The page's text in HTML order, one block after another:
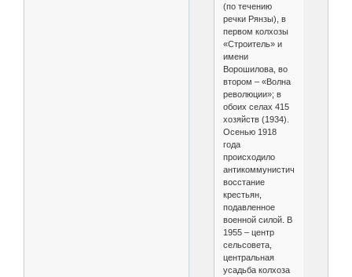
(по течению
речки Рянзы), в
первом колхозы
«Строитель» и
имени
Ворошилова, во
втором – «Волна
революции»; в
обоих селах 415
хозяйств (1934).
Осенью 1918
года
происходило
антикоммунистическое
восстание
крестьян,
подавленное
военной силой. В
1955 – центр
сельсовета,
центральная
усадьба колхоза